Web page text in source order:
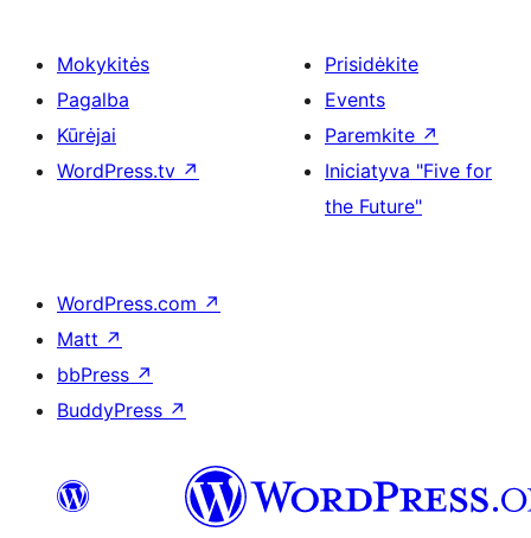
Mokykitės
Pagalba
Kūrėjai
WordPress.tv ↗
Prisidėkite
Events
Paremkite ↗
Iniciatyva "Five for
the Future"
WordPress.com ↗
Matt ↗
bbPress ↗
BuddyPress ↗